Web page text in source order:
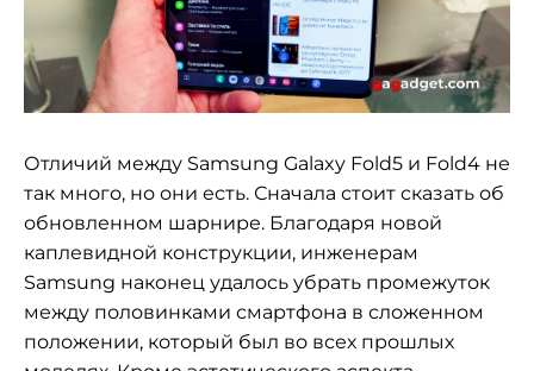
Отличий между Samsung Galaxy Fold5 и Fold4 не
так много, но они есть. Сначала стоит сказать об
обновленном шарнире. Благодаря новой
каплевидной конструкции, инженерам
Samsung наконец удалось убрать промежуток
между половинками смартфона в сложенном
положении, который был во всех прошлых